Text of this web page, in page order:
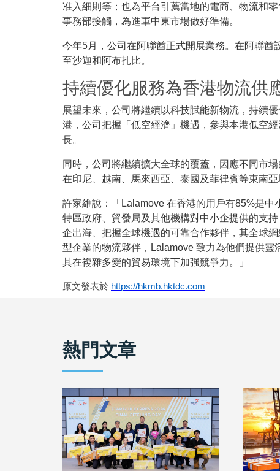
准入細則等；也為平台引薦當地的電商、物流和
事務部接觸，為進軍中東市場做好準備。
今年5月，公司在阿聯酋正式開展業務。在阿聯
至沙迦和阿布扎比。
持續優化服務為香港物流供
展望未來，公司將繼續以科技賦能新物流，持續
港，公司把握「低空經濟」機遇，參與本港低空
長。
同時，公司將繼續擴大全球的覆蓋，因應不同市
在印尼、越南、馬來西亞、泰國及菲律賓等東南亞
許家維說：「Lalamove 在香港的用戶有85%是
特區政府、貿發局及其他機構對中小企提供的支
企出海、把握全球機遇的可靠合作夥伴，其全球
型企業的物流夥伴，Lalamove 致力為他們提供
其在複雜多變的貿易環境下加强競爭力。」
原文發表於 https://hkmb.hktdc.com
熱門文章